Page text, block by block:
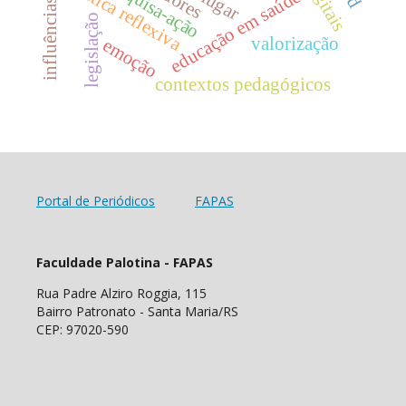
educação em saúde
contextos pedagógicos
legislaçãoemoção valorização
Portal de Periódicos FAPAS
Faculdade Palotina - FAPAS
Rua Padre Alziro Roggia, 115
Bairro Patronato - Santa Maria/RS
CEP: 97020-590